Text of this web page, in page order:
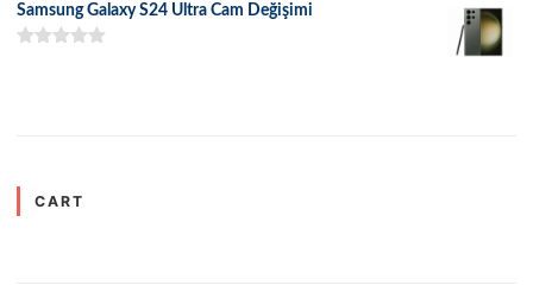
Samsung Galaxy S24 Ultra Cam Değişimi
CART